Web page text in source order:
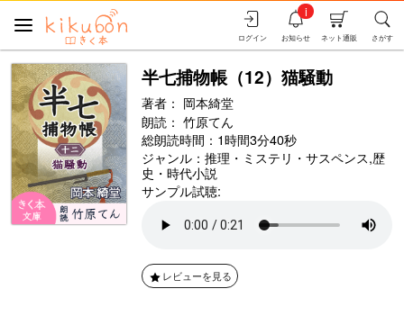
さがす
ネット通販
お知らせ
i
ログイン
半七捕物帳（12）猫騒動
著者： 岡本綺堂
朗読： 竹原てん
総朗読時間：1時間3分40秒
ジャンル： 推理・ミステリ・サスペンス,歴
史・時代小説
サンプル試聴:
レビューを見る